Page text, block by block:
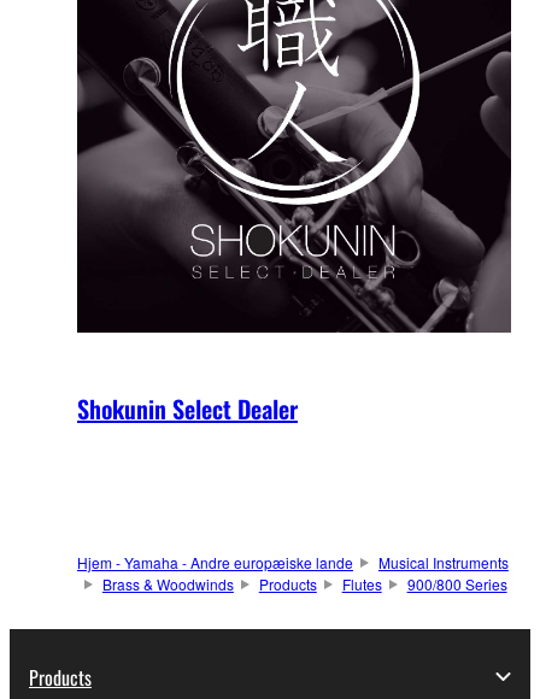
Shokunin Select Dealer
Hjem - Yamaha - Andre europæiske lande
Musical Instruments
Brass & Woodwinds
Products Flutes 900/800 Series
Products